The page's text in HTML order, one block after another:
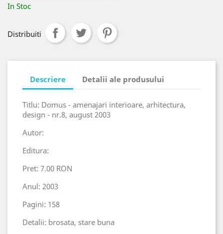
In Stoc
Distribuiti
Descriere Detalii ale produsului
Titlu: Domus - amenajari interioare, arhitectura,
design - nr.8, august 2003
Autor:
Editura:
Pret: 7.00 RON
Anul: 2003
Pagini: 158
Detalii: brosata, stare buna